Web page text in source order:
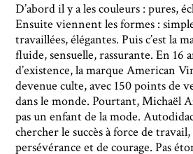
D’abord il y a les couleurs : pures,
Ensuite viennent les formes :
travaillées, élégantes. Puis c’est la
fluide, sensuelle, rassurante. En 16
d’existence, la marque American
devenue culte, avec 150 points de
dans le monde. Pourtant, Michaël
pas un enfant de la mode.
chercher le succès à force de travail,
persévérance et de courage. Pas